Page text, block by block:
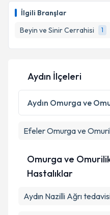
İlgili Branşlar
Beyin ve Sinir Cerrahisi
1
takvim
Kişisel verilerimin
Metni
'ni okudum
kapsamda
Aydın İlçeleri
Aydın Omurga ve
EfelerOmurga ve
Omurga ve
Hastalıklar
Aydın Nazilli Ağrı